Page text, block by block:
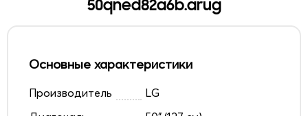
50qned82a6b.arug
Основные характеристики
Производитель
LG